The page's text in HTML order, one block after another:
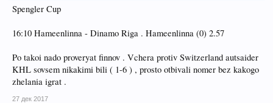
Spengler Cup
16:10 Hameenlinna - Dinamo Riga . Hameenlinna (0) 2.57
Po takoi nado proveryat finnov . Vchera protiv Switzerland autsaider
KHL sovsem nikakimi bili ( 1-6 ) , prosto otbivali nomer bez kakogo
zhelania igrat .
27 дек 2017